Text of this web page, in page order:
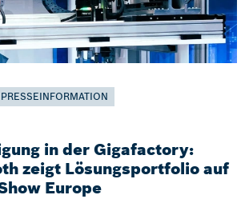
PRESSEINFORMATION
in der Gigafactory:
zeigt Lösungsportfolio auf
Europe